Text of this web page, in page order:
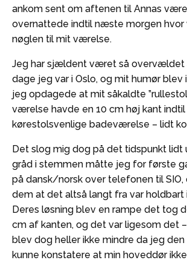
ankom sent om aftenen til Annas
overnattede indtil næste morgen hvor
nøglen til mit værelse.
Jeg har sjældent været så overvældet
dage jeg var i Oslo, og mit humør blev
jeg opdagede at mit såkaldte
værelse havde en 10 cm høj kant
kørestolsvenlige badeværelse – lidt
Det slog mig dog på det tidspunkt lidt
gråd i stemmen måtte jeg for første
på dansk/norsk over telefonen til SIO,
dem at det altså langt fra var
Deres løsning blev en rampe det tog
cm af kanten, og det var ligesom det –
blev dog heller ikke mindre da jeg
kunne konstatere at min hoveddør